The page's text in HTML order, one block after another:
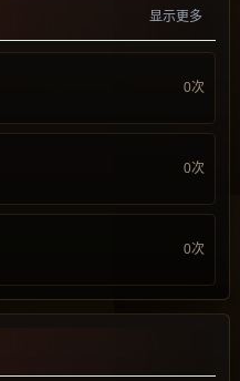
显示更多
0次
0次
0次